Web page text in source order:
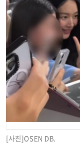
[사진]OSEN DB.